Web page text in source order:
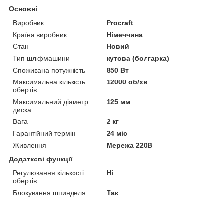
Основні
Виробник
Procraft
Країна виробник
Німеччина
Стан
Новий
Тип шліфмашини
кутова (болгарка)
Споживана потужність
850 Вт
Максимальна кількість
обертів
12000 об/хв
Максимальний діаметр
диска
125 мм
Вага
2 кг
Гарантійний термін
24 міс
Живлення
Мережа 220В
Додаткові функції
Регулювання кількості
обертів
Ні
Блокування шпинделя
Так